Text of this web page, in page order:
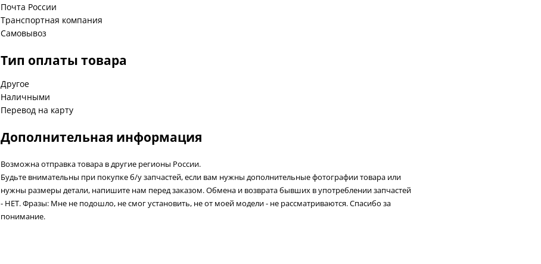
Почта России
Транспортная компания
Самовывоз
Тип оплаты товара
Другое
Наличными
Перевод на карту
Дополнительная информация
Возможна отправка товара в другие регионы России.
Будьте внимательны при покупке б/у запчастей, если вам нужны дополнительные фотографии товара или
нужны размеры детали, напишите нам перед заказом. Обмена и возврата бывших в употреблении запчастей
- НЕТ. Фразы: Мне не подошло, не смог установить, не от моей модели - не рассматриваются. Спасибо за
понимание.